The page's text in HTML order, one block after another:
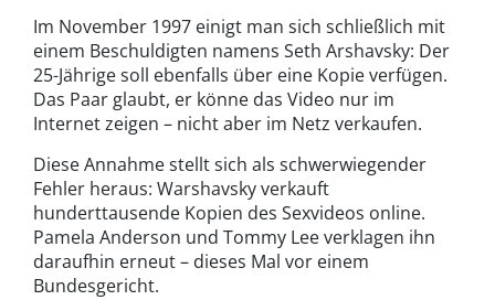
Im November 1997 einigt man sich schließlich mit
einem Beschuldigten namens Seth Arshavsky: Der
25-Jährige soll ebenfalls über eine Kopie verfügen.
Das Paar glaubt, er könne das Video nur im
Internet zeigen – nicht aber im Netz verkaufen.
Diese Annahme stellt sich als schwerwiegender
Fehler heraus: Warshavsky verkauft
hunderttausende Kopien des Sexvideos online.
Pamela Anderson und Tommy Lee verklagen ihn
daraufhin erneut – dieses Mal vor einem
Bundesgericht.